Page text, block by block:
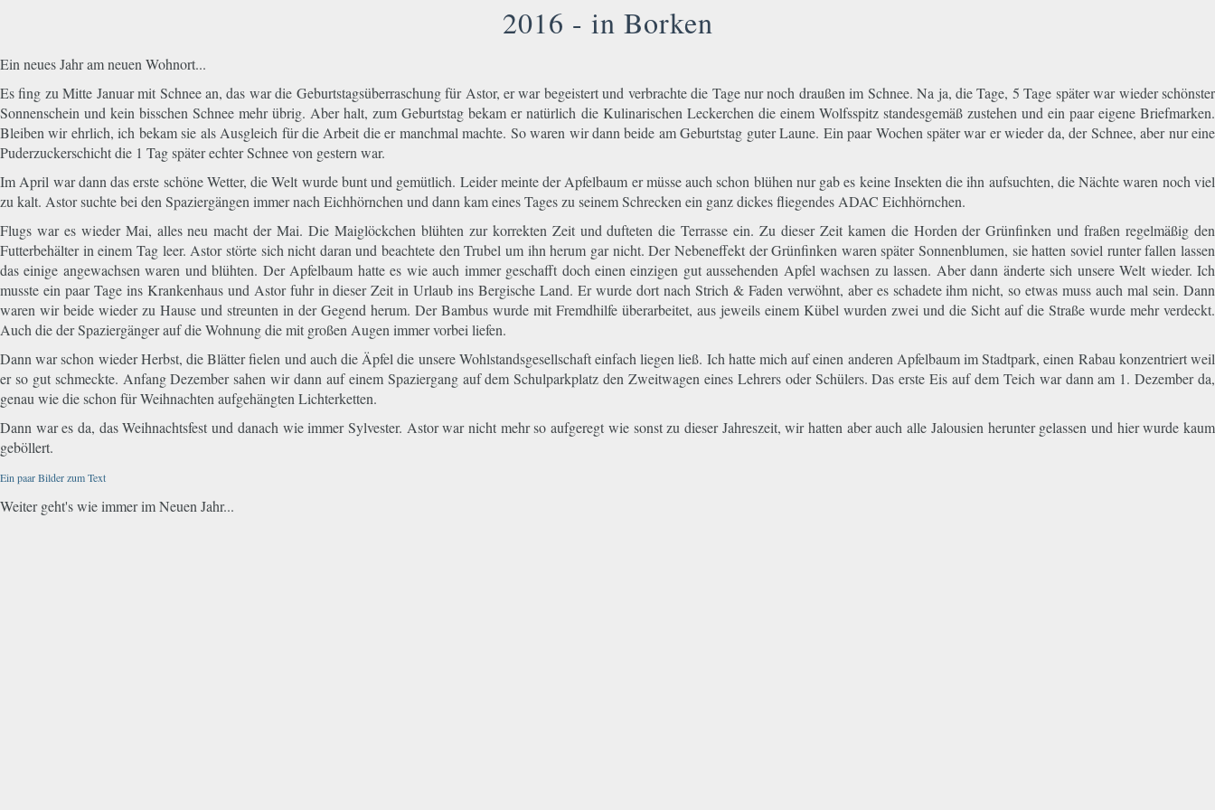
2016 - in Borken
Ein neues Jahr am neuen Wohnort...
Es fing zu Mitte Januar mit Schnee an, das war die Geburtstagsüberraschung für Astor, er war begeistert und verbrachte die Tage nur noch draußen im Schnee. Na ja, die Tage, 5 Tage später war wieder schönster
Sonnenschein und kein bisschen Schnee mehr übrig. Aber halt, zum Geburtstag bekam er natürlich die Kulinarischen Leckerchen die einem Wolfsspitz standesgemäß zustehen und ein paar eigene Briefmarken.
Bleiben wir ehrlich, ich bekam sie als Ausgleich für die Arbeit die er manchmal machte. So waren wir dann beide am Geburtstag guter Laune. Ein paar Wochen später war er wieder da, der Schnee, aber nur eine
Puderzuckerschicht die 1 Tag später echter Schnee von gestern war.
Im April war dann das erste schöne Wetter, die Welt wurde bunt und gemütlich. Leider meinte der Apfelbaum er müsse auch schon blühen nur gab es keine Insekten die ihn aufsuchten, die Nächte waren noch viel
zu kalt. Astor suchte bei den Spaziergängen immer nach Eichhörnchen und dann kam eines Tages zu seinem Schrecken ein ganz dickes fliegendes ADAC Eichhörnchen.
Flugs war es wieder Mai, alles neu macht der Mai. Die Maiglöckchen blühten zur korrekten Zeit und dufteten die Terrasse ein. Zu dieser Zeit kamen die Horden der Grünfinken und fraßen regelmäßig den
Futterbehälter in einem Tag leer. Astor störte sich nicht daran und beachtete den Trubel um ihn herum gar nicht. Der Nebeneffekt der Grünfinken waren später Sonnenblumen, sie hatten soviel runter fallen lassen
das einige angewachsen waren und blühten. Der Apfelbaum hatte es wie auch immer geschafft doch einen einzigen gut aussehenden Apfel wachsen zu lassen. Aber dann änderte sich unsere Welt wieder. Ich
musste ein paar Tage ins Krankenhaus und Astor fuhr in dieser Zeit in Urlaub ins Bergische Land. Er wurde dort nach Strich & Faden verwöhnt, aber es schadete ihm nicht, so etwas muss auch mal sein. Dann
waren wir beide wieder zu Hause und streunten in der Gegend herum. Der Bambus wurde mit Fremdhilfe überarbeitet, aus jeweils einem Kübel wurden zwei und die Sicht auf die Straße wurde mehr verdeckt.
Auch die der Spaziergänger auf die Wohnung die mit großen Augen immer vorbei liefen.
Dann war schon wieder Herbst, die Blätter fielen und auch die Äpfel die unsere Wohlstandsgesellschaft einfach liegen ließ. Ich hatte mich auf einen anderen Apfelbaum im Stadtpark, einen Rabau konzentriert weil
er so gut schmeckte. Anfang Dezember sahen wir dann auf einem Spaziergang auf dem Schulparkplatz den Zweitwagen eines Lehrers oder Schülers. Das erste Eis auf dem Teich war dann am 1. Dezember da,
genau wie die schon für Weihnachten aufgehängten Lichterketten.
Dann war es da, das Weihnachtsfest und danach wie immer Sylvester. Astor war nicht mehr so aufgeregt wie sonst zu dieser Jahreszeit, wir hatten aber auch alle Jalousien herunter gelassen und hier wurde kaum
geböllert.
Ein paar Bilder zum Text
Weiter geht's wie immer im Neuen Jahr...